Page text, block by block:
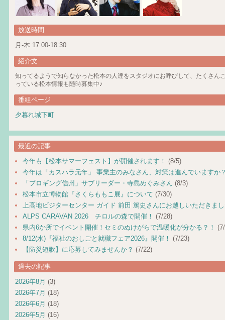
放送時間
月-木 17:00-18:30
紹介文
知ってるようで知らなかった松本の人達をスタジオにお呼びして、たくさん
っている松本情報も随時募集中♪
番組ページ
夕暮れ城下町
最近の記事
今年も【松本サマーフェスト】が開催されます！ (8/5)
今年は「カスハラ元年」 事業主のみなさん、対策は進んでいますか
「プロギング信州」サブリーダー・寺島めぐみさん (8/3)
松本市立博物館『さくらももこ展』について (7/30)
上高地ビジターセンター ガイド 前田 篤史さんにお越しいただきま
ALPS CARAVAN 2026 チロルの森で開催！ (7/28)
県内6か所でイベント開催！セミのぬけがらで温暖化が分かる？！
8/12(水)『福祉のおしごと就職フェア2026』開催！ (7/23)
【防災短歌】に応募してみませんか？ (7/22)
過去の記事
2026年8月 (3)
2026年7月 (18)
2026年6月 (18)
2026年5月 (16)